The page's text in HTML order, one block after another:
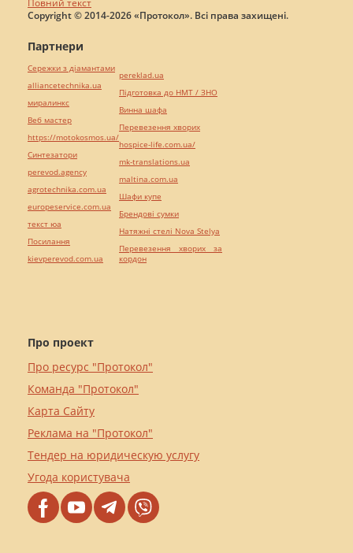
Copyright © 2014-2026 «Протокол». Всі права захищені.
Про проект
Про ресурс "Протокол"
Команда "Протокол"
Карта Сайту
Реклама на "Протокол"
Тендер на юридическую услугу
Угода користувача
Партнери
Сережки з діамантами
alliancetechnika.ua
миралинкс
Веб мастер
https://motokosmos.ua/
Синтезатори
perevod.agency
agrotechnika.com.ua
europeservice.com.ua
текст юа
Посилання
kievperevod.com.ua
pereklad.ua
Підготовка до НМТ / ЗНО
Винна шафа
Перевезення хворих
hospice-life.com.ua/
mk-translations.ua
maltina.com.ua
Шафи купе
Брендові сумки
Натяжні стелі Nova Stelya
Перевезення хворих за
кордон